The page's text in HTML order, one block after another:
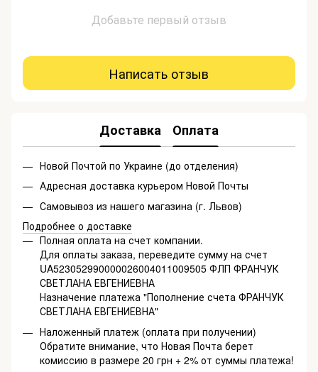
Добавьте первый отзыв
Написать отзыв
Доставка Оплата
Новой Почтой по Украине (до отделения)
Адресная доставка курьером Новой Почты
Самовывоз из нашего магазина (г. Львов)
Подробнее о доставке
Полная оплата на счет компании.
Для оплаты заказа, переведите сумму на счет
UA523052990000026004011009505 ФЛП ФРАНЧУК
СВЕТЛАНА ЕВГЕНИЕВНА
Назначение платежа "Пополнение счета ФРАНЧУК
СВЕТЛАНА ЕВГЕНИЕВНА"
Наложенный платеж (оплата при получении)
Обратите внимание, что Новая Почта берет
комиссию в размере 20 грн + 2% от суммы платежа!